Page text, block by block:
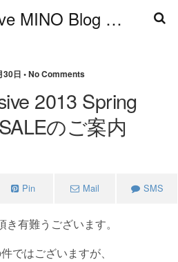
wjk Exclusive MINO Blog ブログ
30日 • No Comments
2013 Spring
のご案内
Pin Mail SMS
有難うございます。
ではございますが、